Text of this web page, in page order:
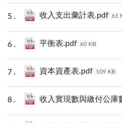
收入支出彙計表.pdf 61
平衡表.pdf 60 KB
資本資產表.pdf 109 KB
收入實現數與繳付公庫